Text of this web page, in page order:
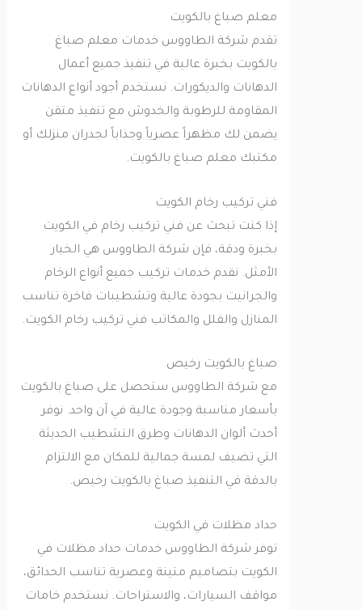
معلم صباغ بالكويت
تقدم شركة الطاووس خدمات معلم صباغ
بالكويت بخبرة عالية في تنفيذ جميع أعمال
الدهانات والديكورات. نستخدم أجود أنواع الدهانات
المقاومة للرطوبة والخدوش مع تنفيذ متقن
يضمن لك مظهراً عصرياً وجذاباً لجدران منزلك أو
مكتبك معلم صباغ بالكويت.
فني تركيب رخام الكويت
إذا كنت تبحث عن فني تركيب رخام في الكويت
بخبرة ودقة، فإن شركة الطاووس هي الخيار
الأمثل. نقدم خدمات تركيب جميع أنواع الرخام
والجرانيت بجودة عالية وتشطيبات فاخرة تناسب
المنازل والفلل والمكاتب فني تركيب رخام الكويت.
صباغ بالكويت رخيص
مع شركة الطاووس ستحصل على صباغ بالكويت
بأسعار مناسبة وجودة عالية في آن واحد. نوفر
أحدث ألوان الدهانات وطرق التشطيب الحديثة
التي تضيف لمسة جمالية للمكان مع الالتزام
بالدقة في التنفيذ صباغ بالكويت رخيص.
حداد مظلات في الكويت
توفر شركة الطاووس خدمات حداد مظلات في
الكويت بتصاميم متينة وعصرية تناسب الحدائق،
مواقف السيارات، والاستراحات. نستخدم خامات